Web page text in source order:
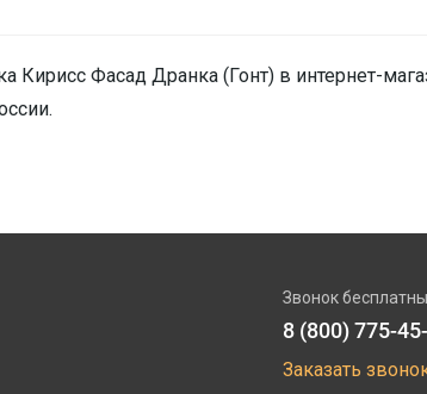
Кирисс Фасад Дранка (Гонт) в интернет-
Звонок
8 (800) 775-
Заказать